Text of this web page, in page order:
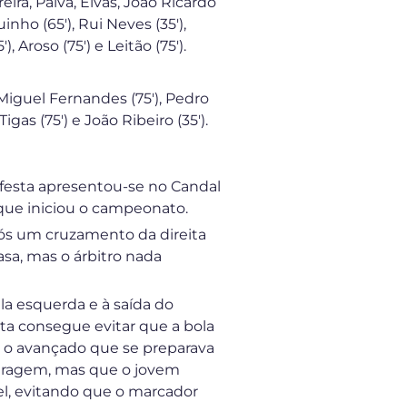
(65′), Rui Neves (35′),
Aroso (75′) e Leitão (75′).
Fernandes (75′), Pedro
(75′) e João Ribeiro (35′).
apresentou-se no Candal
iniciou o campeonato.
um cruzamento da direita
mas o árbitro nada
esquerda e à saída do
consegue evitar que a bola
avançado que se preparava
mas que o jovem
evitando que o marcador